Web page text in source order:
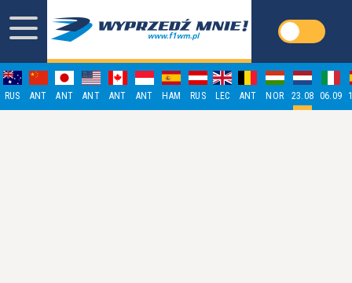
RUS ANT ANT ANT ANT ANT HAM RUS LEC ANT NOR 23.08 06.09